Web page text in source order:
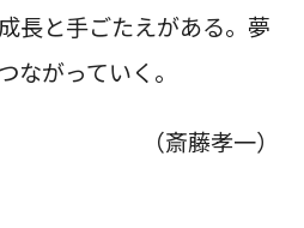
長と手ごたえがある。夢
ながっていく。
（斎藤孝一）